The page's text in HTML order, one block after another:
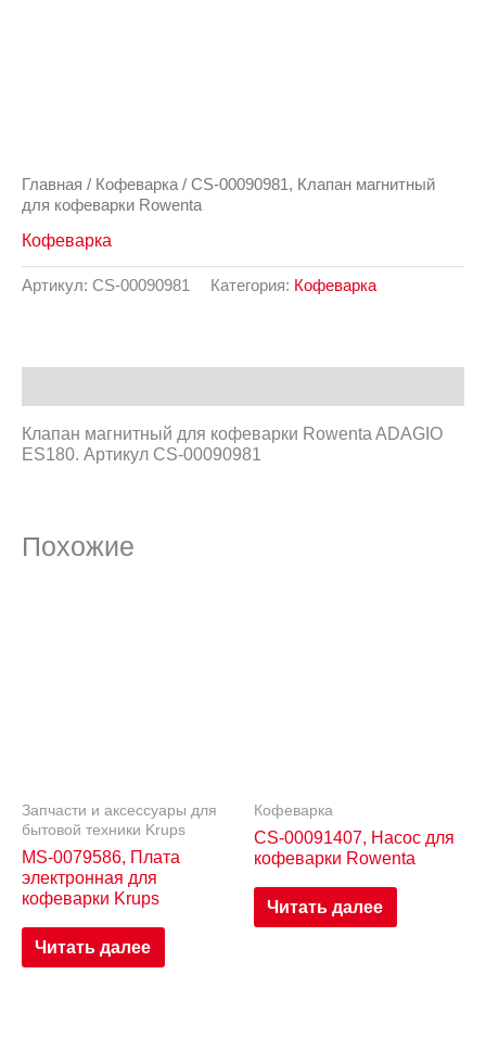
Главная / Кофеварка / CS-00090981, Клапан магнитный
для кофеварки Rowenta
Кофеварка
Артикул: CS-00090981 Категория: Кофеварка
Клапан магнитный для кофеварки Rowenta ADAGIO
ES180. Артикул CS-00090981
Похожие
Запчасти и аксессуары для
бытовой техники Krups
MS-0079586, Плата
электронная для
кофеварки Krups
Читать далее
Кофеварка
CS-00091407, Насос для
кофеварки Rowenta
Читать далее